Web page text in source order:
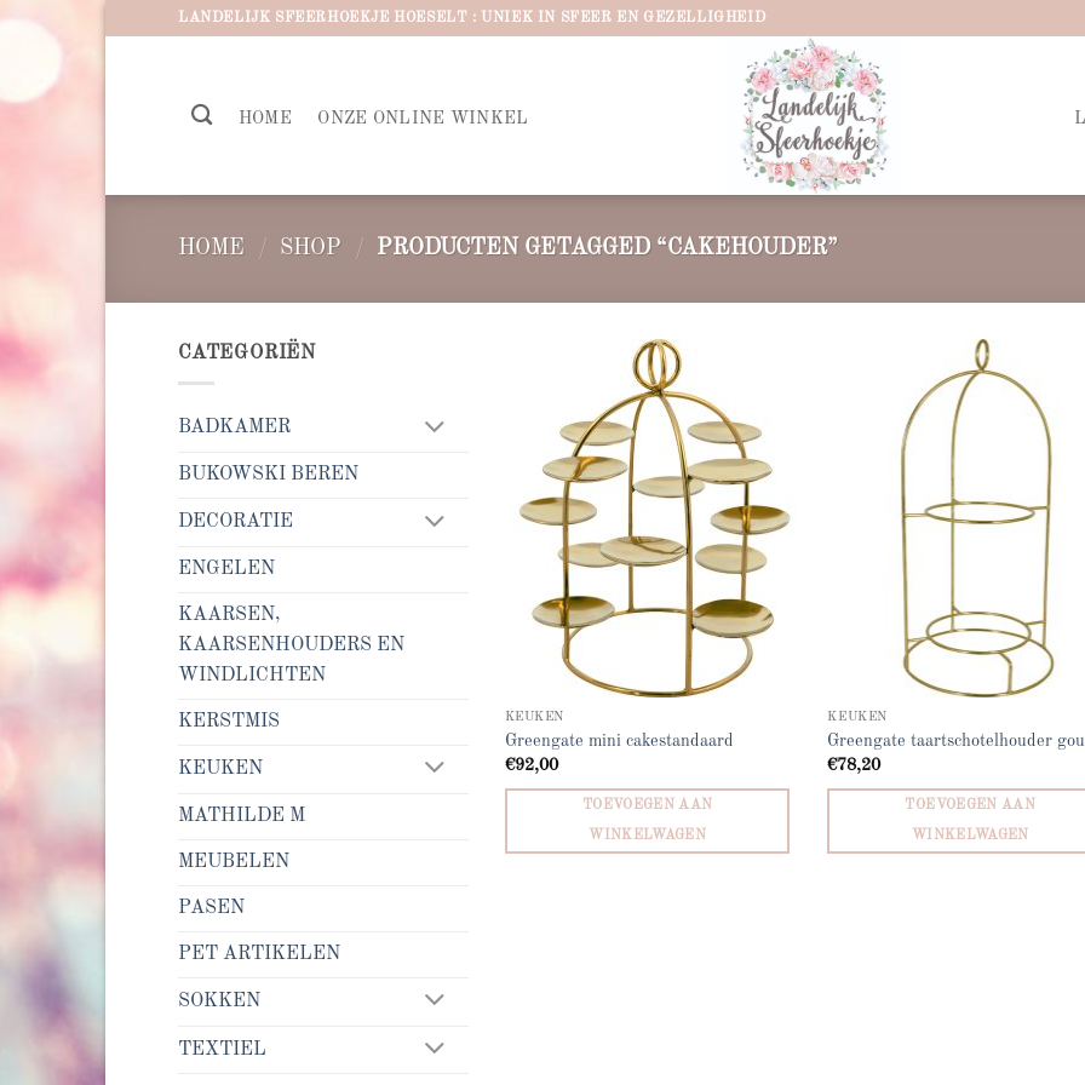
LANDELIJK SFEERHOEKJE HOESELT : UNIEK IN SFEER EN GEZELLIGHEID
HOME ONZE ONLINE WINKEL
HOME / SHOP / PRODUCTEN GETAGGED “CAKEHOUDER”
CATEGORIËN
BADKAMER
BUKOWSKI BEREN
DECORATIE
ENGELEN
KAARSEN,
KAARSENHOUDERS EN
WINDLICHTEN
KERSTMIS
KEUKEN
MATHILDE M
MEUBELEN
PASEN
PET ARTIKELEN
SOKKEN
TEXTIEL
wishlist
KEUKEN
Greengate mini cakestandaard
€92,00
TOEVOEGEN AAN
WINKELWAGEN
KEUKEN
Greengate taartschotelhouder
€78,20
TOEVOEGEN AAN
WINKELWAGEN